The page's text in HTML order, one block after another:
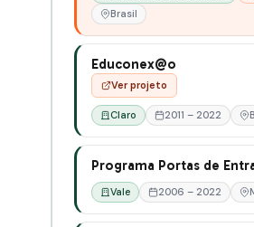
Brasil
Educonex@o
Ver projeto
Claro 2011 – 2022
Programa Portas de
Vale 2006 – 2022